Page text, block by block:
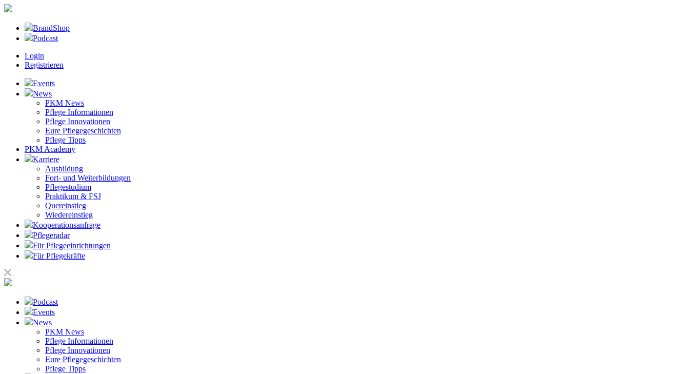
BrandShop
Podcast
Login
Registrieren
Events
News
PKM News
Pflege Informationen
Pflege Innovationen
Eure Pflegegeschichten
Pflege Tipps
PKM Academy
Karriere
Ausbildung
Fort- und Weiterbildungen
Pflegestudium
Praktikum & FSJ
Quereinstieg
Wiedereinstieg
Kooperationsanfrage
Pflegeradar
Für Pflegeeinrichtungen
Für Pflegekräfte
Podcast
Events
News
PKM News
Pflege Informationen
Pflege Innovationen
Eure Pflegegeschichten
Pflege Tipps